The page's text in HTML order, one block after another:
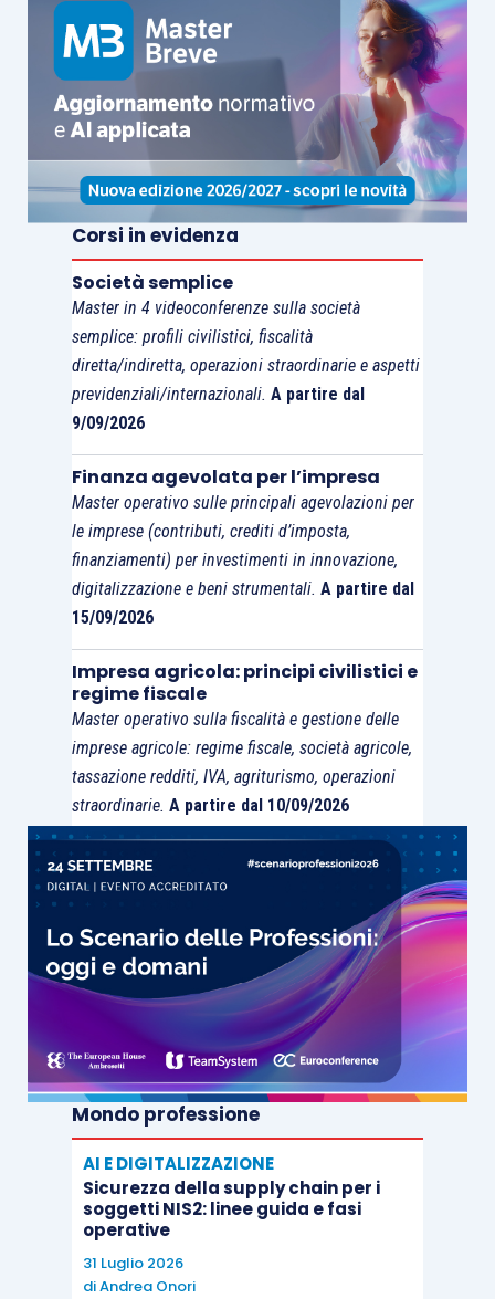
Corsi in evidenza
Società semplice
Master in 4 videoconferenze sulla società
semplice: profili civilistici, fiscalità
diretta/indiretta, operazioni straordinarie e aspetti
previdenziali/internazionali. A partire dal
9/09/2026
Finanza agevolata per l’impresa
Master operativo sulle principali agevolazioni per
le imprese (contributi, crediti d’imposta,
finanziamenti) per investimenti in innovazione,
digitalizzazione e beni strumentali. A partire dal
15/09/2026
Impresa agricola: principi civilistici e
regime fiscale
Master operativo sulla fiscalità e gestione delle
imprese agricole: regime fiscale, società agricole,
tassazione redditi, IVA, agriturismo, operazioni
straordinarie. A partire dal 10/09/2026
Mondo professione
AI E DIGITALIZZAZIONE
Sicurezza della supply chain per i
soggetti NIS2: linee guida e fasi
operative
31 Luglio 2026
diAndrea Onori